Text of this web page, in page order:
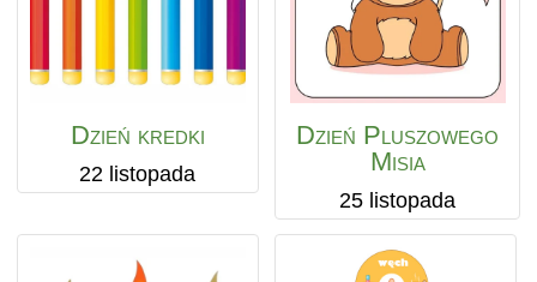
Dzień kredki
22 listopada
Dzień Pluszowego
Misia
25 listopada